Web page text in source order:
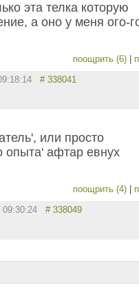
эта телка которую
а оно у меня ого-
поощрить (6)
# 338041
или просто
опыта' афтар евнух
поощрить (4)
09:30:24 # 338049